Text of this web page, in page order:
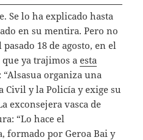
Se lo ha explicado hasta
en su mentira. Pero no
18 de agosto, en el
que ya trajimos aesta
organiza una
Civil y la Policía y exige su
exconsejera vasca de
“Lo hace el
formado por Geroa Bai y